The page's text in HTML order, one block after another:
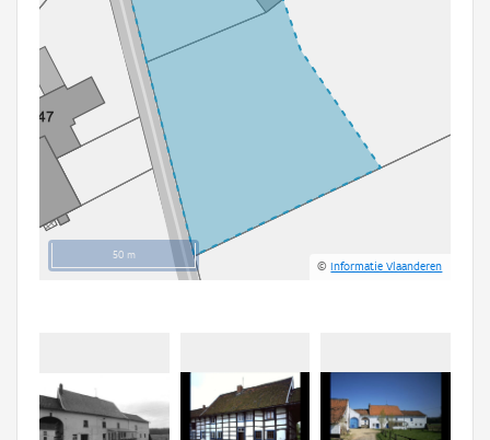
50 m
©Informatie Vlaanderen